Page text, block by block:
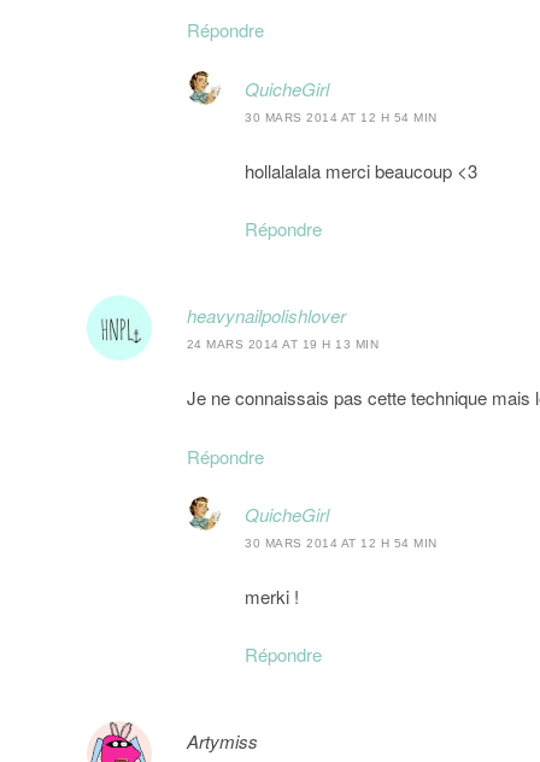
Répondre
QuicheGirl
30 MARS 2014 AT 12 H 54 MIN
hollalalala merci beaucoup <3
Répondre
heavynailpolishlover
24 MARS 2014 AT 19 H 13 MIN
Je ne connaissais pas cette technique mais
Répondre
QuicheGirl
30 MARS 2014 AT 12 H 54 MIN
merki !
Répondre
Artymiss